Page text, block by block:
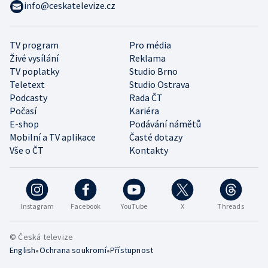
Instagram Facebook YouTube X Threads
TV program
Pro média
Živé vysílání
Reklama
TV poplatky
Studio Brno
Teletext
Studio Ostrava
Podcasty
Rada ČT
Počasí
Kariéra
E-shop
Podávání námětů
Mobilní a TV aplikace
Časté dotazy
Vše o ČT
Kontakty
info@ceskatelevize.cz
© Česká televize
English•Ochrana soukromí•Přístupnost